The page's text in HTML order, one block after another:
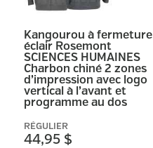
Kangourou à fermeture
éclair Rosemont
SCIENCES HUMAINES
Charbon chiné 2 zones
d’impression avec logo
vertical à l’avant et
programme au dos
RÉGULIER
44,95 $